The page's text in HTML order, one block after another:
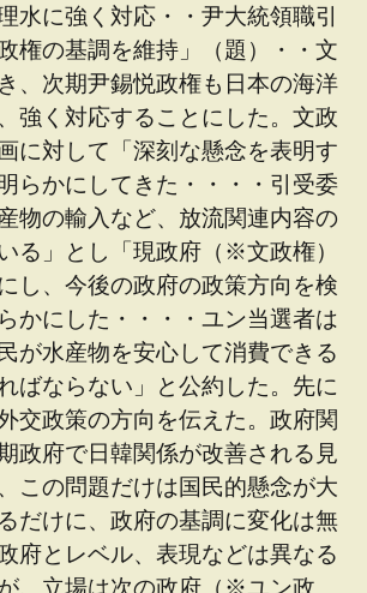
理水に強く対応・・尹大統領職引
権の基調を維持」（題）・・文
、次期尹錫悦政権も日本の海洋
強く対応することにした。文政
に対して「深刻な懸念を表明す
らかにしてきた・・・・引受委
物の輸入など、放流関連内容の
る」とし「現政府（※文政権）
し、今後の政府の政策方向を検
かにした・・・・ユン当選者は
が水産物を安心して消費できる
ばならない」と公約した。先に
交政策の方向を伝えた。政府関
政府で日韓関係が改善される見
この問題だけは国民的懸念が大
だけに、政府の基調に変化は無
府とレベル、表現などは異なる
、立場は次の政府（※ユン政